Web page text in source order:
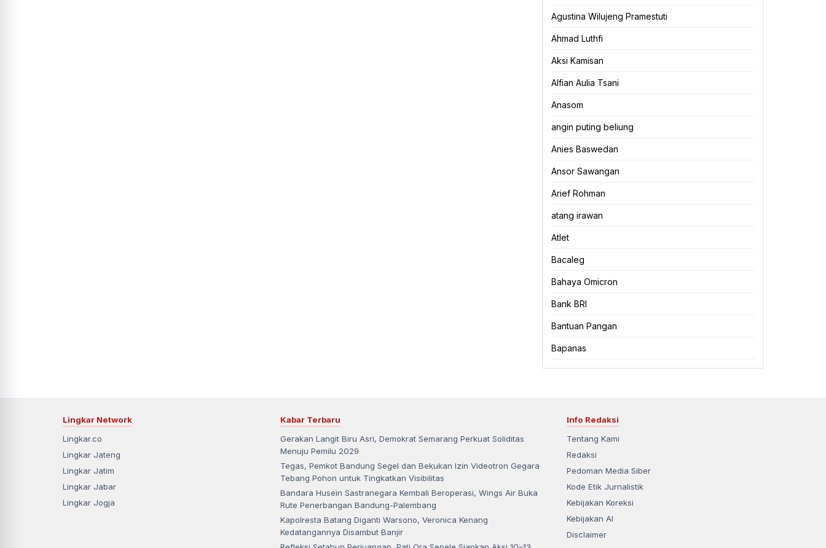
Agustina Wilujeng Pramestuti
Ahmad Luthfi
Aksi Kamisan
Alfian Aulia Tsani
Anasom
angin puting beliung
Anies Baswedan
Ansor Sawangan
Arief Rohman
atang irawan
Atlet
Bacaleg
Bahaya Omicron
Bank BRI
Bantuan Pangan
Bapanas
Lingkar Network
Lingkar.co
Lingkar Jateng
Lingkar Jatim
Lingkar Jabar
Lingkar Jogja
Kabar Terbaru
Gerakan Langit Biru Asri, Demokrat Semarang Perkuat Soliditas
Menuju Pemilu 2029
Tegas, Pemkot Bandung Segel dan Bekukan Izin Videotron Gegara
Tebang Pohon untuk Tingkatkan Visibilitas
Bandara Husein Sastranegara Kembali Beroperasi, Wings Air Buka
Rute Penerbangan Bandung-Palembang
Kapolresta Batang Diganti Warsono, Veronica Kenang
Kedatangannya Disambut Banjir
Info Redaksi
Tentang Kami
Redaksi
Pedoman Media Siber
Kode Etik Jurnalistik
Kebijakan Koreksi
Kebijakan AI
Disclaimer